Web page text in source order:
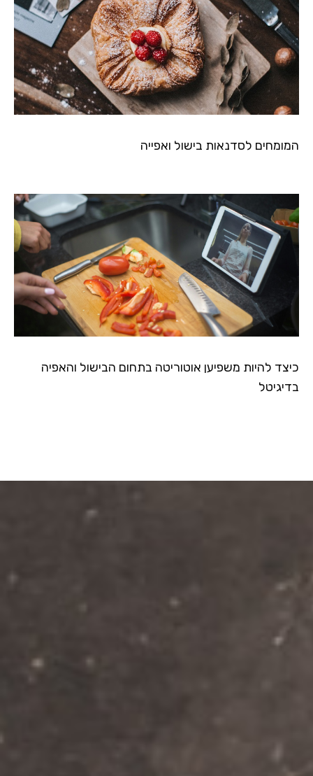
המומחים לסדנאות בישול ואפייה
כיצד להיות משפיען אוטוריטה בתחום הבישול והאפיה
בדיגיטל